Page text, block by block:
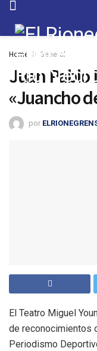
Home General
Juan Pablo
«Juancho
por
El Teatro Miguel
de reconocimientos
Periodismo